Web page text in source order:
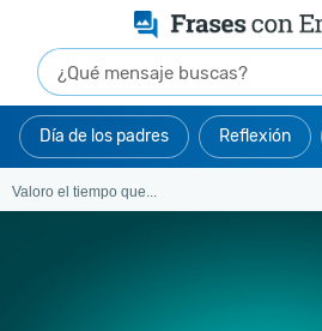
Día de los padres Reflexión
Valoro el tiempo que...